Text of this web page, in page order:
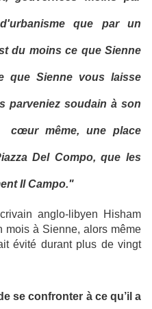
que par un
du moins ce que Sienne
que Sienne vous laisse
parveniez soudain à son
cœur même, une place
Del Compo, que les
Il Campo."
anglo-libyen Hisham
mois à Sienne, alors même
évité durant plus de vingt
se confronter à ce qu’il a